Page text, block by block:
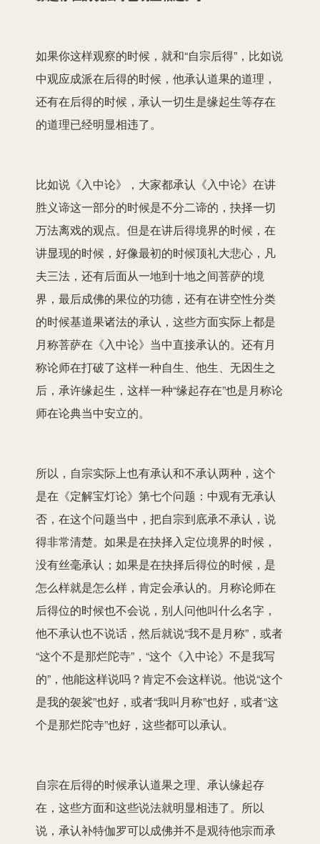
如果你这样观察的时候，就和“自宗后得”，比如说
中观应成派在后得的时候 ，他承认道果的道理 ，
还有在后得的时候，承认一切生是缘起生等存在
的道理已经明显相违了。
比如说 《入中论》 ，大家都承认 《入中论》 在讲
胜义谛这一部分的时候是不分二谛的，抉择一切
万法离戏的观点。但是在讲后得境界的时候， 在
讲显现的时候， 好像最初的时候顶礼大悲心， 凡
夫三法 ，还有后面从一地到十地之间菩萨的境
界， 最后成佛的果位的功德，还有在讲空性分类
的时候基道果诸法的承认 ，这些方面实际上都是
月称菩萨在 《入中论》当中直接承认的。 还有月
称论师在打破了这样一种自生、他生、无因生之
后， 承许缘起生 ， 这样一种“缘起存在”也是月称论
师在论典当中安立的。
所以，自宗实际上也有承认和不承认两种， 这个
是在 《定解宝灯论》第七个问题 ：中观有无承认
否 ，在这个问题当中，把自宗到底承不承认，说
得非常清楚。如果是在抉择入定位境界的时候，
没有丝毫承认；如果是在抉择后得位的时候，是
怎么样就是怎么样，肯定会承认的。月称论师在
后得位的时候也不会说， 别人问他叫什么名字，
他不承认也不说话，然后就说“我不是月称”，或者
“这个不是那烂陀寺”，“这个 《入中论》 不是我写
的”，他能这样说吗？肯定不会这样说。 他说“这个
是我的袈裟”也好，或者“我叫月称”也好， 或者“这
个是那烂陀寺”也好 ，这些都可以承认。
自宗在后得的时候承认道果之理、 承认缘起存
在，这些方面和这些说法就明显相违了。所以
说，承认补特伽罗可以成佛并不是观待他宗而承